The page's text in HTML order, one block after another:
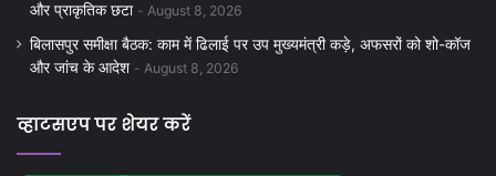
और प्राकृतिक छटा
August 8, 2026
बिलासपुर समीक्षा बैठक: काम में ढिलाई पर उप मुख्यमंत्री कड़े, अफसरों को शो-कॉज
और जांच के आदेश
August 8, 2026
व्हाटसएप पर शेयर करें